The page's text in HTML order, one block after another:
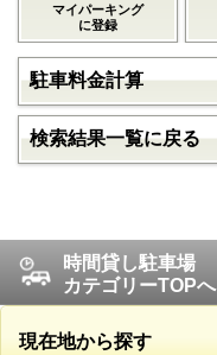
マイパーキング
に登録
駐車料金計算
検索結果一覧に戻る
時間貸し駐車場
カテゴリーTOPへ
現在地から探す